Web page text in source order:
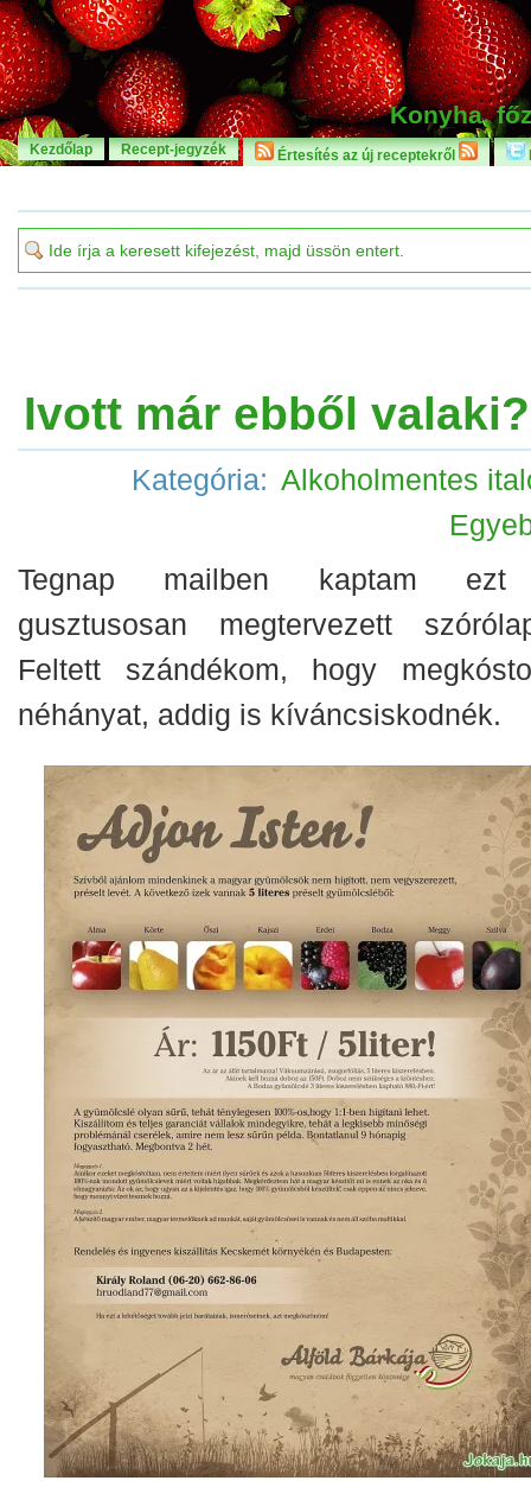
Konyha,
Kezdőlap Recept-jegyzék Értesítés az új receptekről
Ivott már ebből valaki?
Kategória: Alkoholmentes
Tegnap mailben kaptam
gusztusosan megtervezett
Feltett szándékom, hogy
néhányat, addig is kíváncsiskodnék.